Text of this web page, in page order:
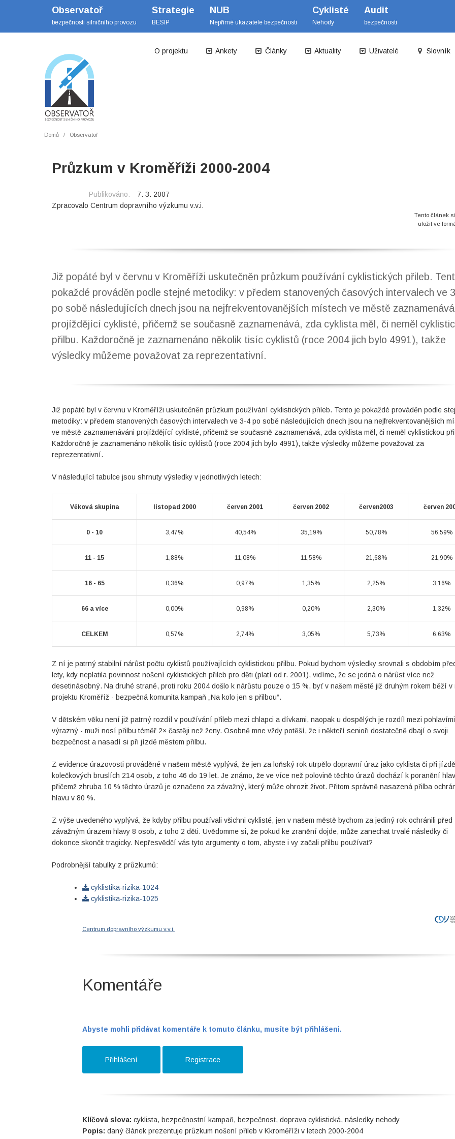
Observatoř
bezpečnosti silničního provozu
Strategie
BESIP
NUB
Nepřímé ukazatele bezpečnosti
Cyklisté
Nehody
Audit
bezpečnosti
O projektu Ankety Články Aktuality Uživatelé Slovník
Domů Observatoř
Průzkum v Kroměříži 2000-2004
Publikováno:
7. 3. 2007
Zpracovalo Centrum dopravního výzkumu v.v.i.
Tento článek
uložit ve
Již popáté byl v červnu v Kroměříži uskutečněn průzkum používání cyklistických přileb.
pokaždé prováděn podle stejné metodiky: v předem stanovených časových intervalech ve
po sobě následujících dnech jsou na nejfrekventovanějších místech ve městě
projíždějící cyklisté, přičemž se současně zaznamenává, zda cyklista měl, či neměl
přilbu. Každoročně je zaznamenáno několik tisíc cyklistů (roce 2004 jich bylo 4991), takže
výsledky můžeme považovat za reprezentativní.
Již popáté byl v červnu v Kroměříži uskutečněn průzkum používání cyklistických přileb. Tento je pokaždé prováděn podle
metodiky: v předem stanovených časových intervalech ve 3-4 po sobě následujících dnech jsou na nejfrekventovanějších
ve městě zaznamenáváni projíždějící cyklisté, přičemž se současně zaznamenává, zda cyklista měl, či neměl cyklistickou
Každoročně je zaznamenáno několik tisíc cyklistů (roce 2004 jich bylo 4991), takže výsledky můžeme považovat za
reprezentativní.
V následující tabulce jsou shrnuty výsledky v jednotlivých letech:
Věková skupina listopad 2000 červen 2001 červen 2002 červen2003 červen
0 - 10 3,47% 40,54% 35,19% 50,78% 56,59%
11 - 15 1,88% 11,08% 11,58% 21,68% 21,90%
16 - 65 0,36% 0,97% 1,35% 2,25% 3,16%
66 a více 0,00% 0,98% 0,20% 2,30% 1,32%
CELKEM 0,57% 2,74% 3,05% 5,73% 6,63%
Z ní je patrný stabilní nárůst počtu cyklistů používajících cyklistickou přilbu. Pokud bychom výsledky srovnali s obdobím
lety, kdy neplatila povinnost nošení cyklistických přileb pro děti (platí od r. 2001), vidíme, že se jedná o nárůst více než
desetinásobný. Na druhé straně, proti roku 2004 došlo k nárůstu pouze o 15 %, byť v našem městě již druhým rokem běží v
projektu Kroměříž - bezpečná komunita kampaň „Na kolo jen s přilbou“.
V dětském věku není již patrný rozdíl v používání přileb mezi chlapci a dívkami, naopak u dospělých je rozdíl mezi pohlavími
výrazný - muži nosí přilbu téměř 2× častěji než ženy. Osobně mne vždy potěší, že i někteří senioři dostatečně dbají o svoji
bezpečnost a nasadí si při jízdě městem přilbu.
Z evidence úrazovosti prováděné v našem městě vyplývá, že jen za loňský rok utrpělo dopravní úraz jako cyklista či při
kolečkových bruslích 214 osob, z toho 46 do 19 let. Je známo, že ve více než polovině těchto úrazů dochází k poranění
přičemž zhruba 10 % těchto úrazů je označeno za závažný, který může ohrozit život. Přitom správně nasazená přilba
hlavu v 80 %.
Z výše uvedeného vyplývá, že kdyby přilbu používali všichni cyklisté, jen v našem městě bychom za jediný rok ochránili před
závažným úrazem hlavy 8 osob, z toho 2 děti. Uvědomme si, že pokud ke zranění dojde, může zanechat trvalé následky či
dokonce skončit tragicky. Nepřesvědčí vás tyto argumenty o tom, abyste i vy začali přilbu používat?
Podrobnější tabulky z průzkumů:
cyklistika-rizika-1024
cyklistika-rizika-1025
Centrum dopravního výzkumu v.v.i.
Komentáře
Abyste mohli přidávat komentáře k tomuto článku, musíte být přihlášeni.
Přihlášení Registrace
Klíčová slova: cyklista, bezpečnostní kampaň, bezpečnost, doprava cyklistická, následky nehody
Popis: daný článek prezentuje průzkum nošení přileb v Kkroměříži v letech 2000-2004